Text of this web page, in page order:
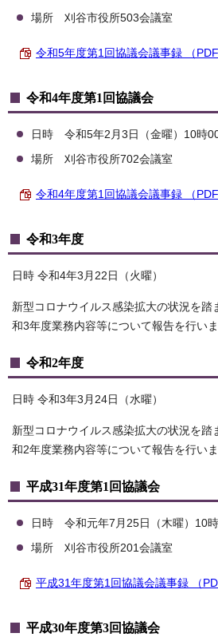
場所 刈谷市役所503会議室
令和5年度第1回協議会議事録 （PDF
令和4年度第1回協議会
日時 令和5年2月3日（金曜）10時
場所 刈谷市役所702会議室
令和4年度第1回協議会議事録 （PDF
令和3年度
日時 令和4年3月22日（火曜）
新型コロナウイルス感染拡大の状況を踏
和3年度業務内容等について報告を行いま
令和2年度
日時 令和3年3月24日（水曜）
新型コロナウイルス感染拡大の状況を踏
和2年度業務内容等について報告を行いま
平成31年度第1回協議会
日時 令和元年7月25日（木曜）10
場所 刈谷市役所201会議室
平成31年度第1回協議会議事録 （
平成30年度第3回協議会